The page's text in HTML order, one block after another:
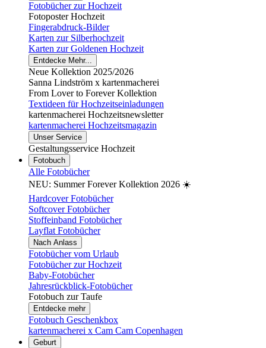
Fotobücher zur Hochzeit
Fotoposter Hochzeit
Fingerabdruck-Bilder
Karten zur Silberhochzeit
Karten zur Goldenen Hochzeit
Entdecke Mehr...
Neue Kollektion 2025/2026
Sanna Lindström x kartenmacherei
From Lover to Forever Kollektion
Textideen für Hochzeitseinladungen
kartenmacherei Hochzeitsnewsletter
kartenmacherei Hochzeitsmagazin
Unser Service
Gestaltungsservice Hochzeit
Fotobuch
Alle Fotobücher
NEU: Summer Forever Kollektion 2026 ☀️
Hardcover Fotobücher
Softcover Fotobücher
Stoffeinband Fotobücher
Layflat Fotobücher
Nach Anlass
Fotobücher vom Urlaub
Fotobücher zur Hochzeit
Baby-Fotobücher
Jahresrückblick-Fotobücher
Fotobuch zur Taufe
Entdecke mehr
Fotobuch Geschenkbox
kartenmacherei x Cam Cam Copenhagen
Geburt